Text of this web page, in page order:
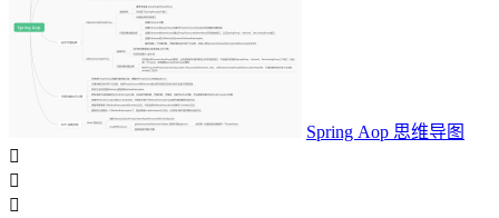
Spring Aop 思维导图


